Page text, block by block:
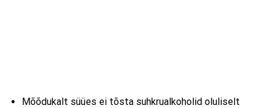
Mõõdukalt süües ei tõsta suhkrualkoholid oluliselt